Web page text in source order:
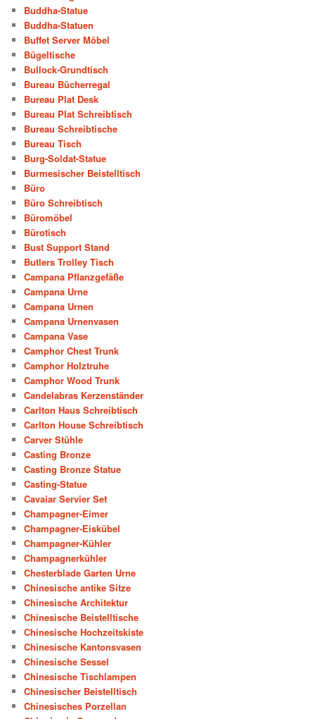
Buddha-Statue
Buddha-Statuen
Buffet Server Möbel
Bügeltische
Bullock-Grundtisch
Bureau Bücherregal
Bureau Plat Desk
Bureau Plat Schreibtisch
Bureau Schreibtische
Bureau Tisch
Burg-Soldat-Statue
Burmesischer Beistelltisch
Büro
Büro Schreibtisch
Büromöbel
Bürotisch
Bust Support Stand
Butlers Trolley Tisch
Campana Pflanzgefäße
Campana Urne
Campana Urnen
Campana Urnenvasen
Campana Vase
Camphor Chest Trunk
Camphor Holztruhe
Camphor Wood Trunk
Candelabras Kerzenständer
Carlton Haus Schreibtisch
Carlton House Schreibtisch
Carver Stühle
Casting Bronze
Casting Bronze Statue
Casting-Statue
Cavaiar Servier Set
Champagner-Eimer
Champagner-Eiskübel
Champagner-Kühler
Champagnerkühler
Chesterblade Garten Urne
Chinesische antike Sitze
Chinesische Architektur
Chinesische Beistelltische
Chinesische Hochzeitskiste
Chinesische Kantonsvasen
Chinesische Sessel
Chinesische Tischlampen
Chinesischer Beistelltisch
Chinesisches Porzellan